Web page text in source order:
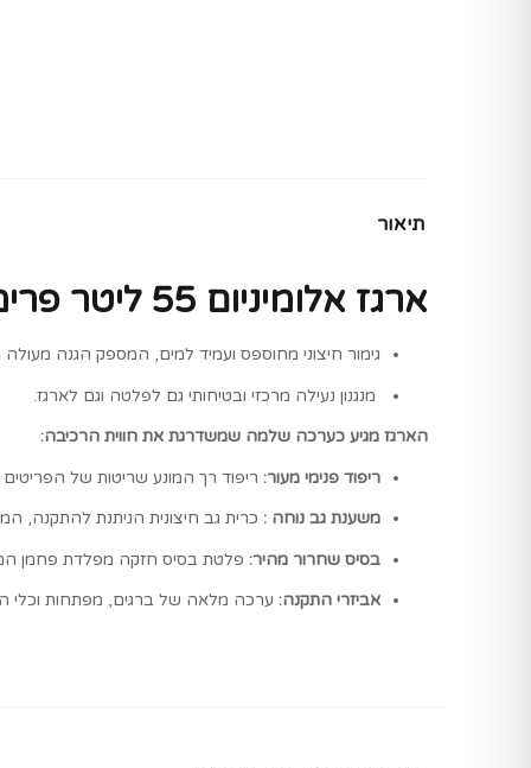
תיאור
ארגז אלומיניום 55 ליטר פרימיום דגם ArmourX
גימור חיצוני מחוספס ועמיד למים, המספק הגנה מעולה
מנגנון נעילה מרכזי ובטיחותי גם לפלטה וגם לארגז.
הארגז מגיע כערכה שלמה שמשדרגת את חווית הרכיבה:
ריפוד פנימי מעור: ריפוד רך המונע שריטות של
משענת גב נוחה : כרית גב חיצונית הניתנת להתקנה,
בסיס שחרור מהיר: פלטת בסיס חזקה מפלדת פחמן
אביזרי התקנה: ערכה מלאה של ברגים, מפתחות וכלי